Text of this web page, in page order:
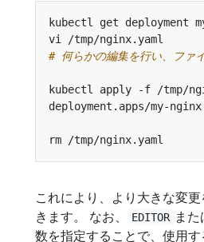
# 何らかの編集を行い、ファ
これにより、より大きな変
きます。 なお、
EDITOR また
数を指定することで、使用